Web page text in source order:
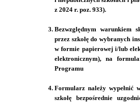
z 2024 r. poz. 933).
Bezwzględnym warunkiem
przez szkołę do wybranych
w formie papierowej i/lub
elektronicznym), na
Programu
Formularz należy wypełnić
szkołę bezpośrednie